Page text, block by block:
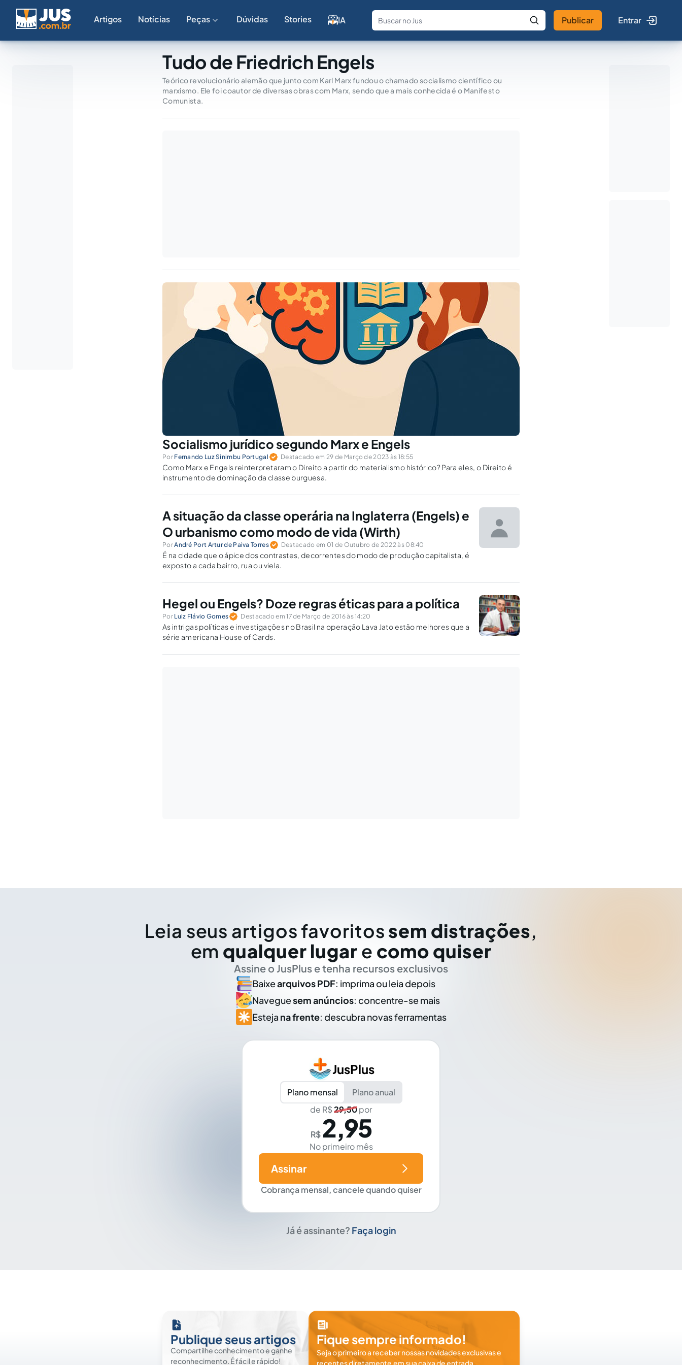
Artigos Notícias Peças Dúvidas Stories IA
Fale com a IA Buscar no Jus
Publicar Entrar
Tudo de Friedrich Engels
Teórico revolucionário alemão que junto com Karl Marx fundou o chamado socialismo científico ou
marxismo. Ele foi coautor de diversas obras com Marx, sendo que a mais conhecida é o Manifesto
Comunista.
Socialismo jurídico segundo Marx e Engels
Por Fernando Luz Sinimbu Portugal Destacado em 29 de Março de 2023 às 18:55
Como Marx e Engels reinterpretaram o Direito a partir do materialismo histórico? Para eles, o Direito é
instrumento de dominação da classe burguesa.
A situação da classe operária na Inglaterra (Engels) e
O urbanismo como modo de vida (Wirth)
PorAndré Port Artur de Paiva Torres Destacado em 01 de Outubro de 2022 às 08:40
É na cidade que o ápice dos contrastes, decorrentes do modo de produção capitalista, é
exposto a cada bairro, rua ou viela.
Hegel ou Engels? Doze regras éticas para a política
Por Luiz Flávio Gomes Destacado em 17 de Março de 2016 às 14:20
As intrigas políticas e investigações no Brasil na operação Lava Jato estão melhores que a
série americana House of Cards.
Leia seus artigos favoritos sem distrações,
em qualquer lugar e como quiser
Assine o JusPlus e tenha recursos exclusivos
Baixearquivos PDF: imprima ou leia depois
Naveguesem anúncios: concentre-se mais
Esteja na frente: descubra novas ferramentas
JusPlus
Plano mensal
Plano anual
de R$29,50por
R$ 2,95
No primeiro mês
Cobrança mensal, cancele quando quiser
Assinar
Já é assinante? Faça login
Publique seus artigos
Compartilhe conhecimento e ganhe
reconhecimento. É fácil e rápido!
Fique sempre informado!
Seja o primeiro a receber nossas novidades exclusivas e
recentes diretamente em sua caixa de entrada.